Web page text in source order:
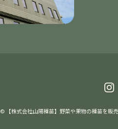
© 【株式会社山陽種苗】野菜や果物の種苗を販